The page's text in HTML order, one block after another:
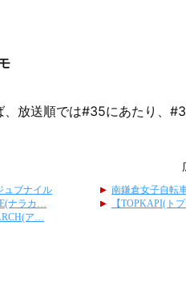
、放送順では#35にあたり、